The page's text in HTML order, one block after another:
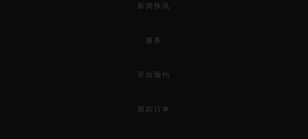
新闻快讯
服务
开始预约
跟踪订单